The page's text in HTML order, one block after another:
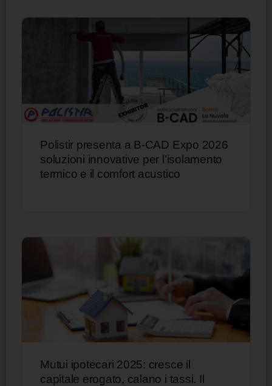
Polistir presenta a B-CAD Expo 2026
soluzioni innovative per l’isolamento
termico e il comfort acustico
Mutui ipotecari 2025: cresce il
capitale erogato, calano i tassi. Il